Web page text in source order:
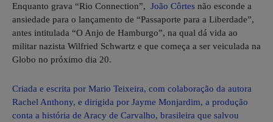
Enquanto grava “Rio Connection”, João Côrtes não esconde a
ansiedade para o lançamento de “Passaporte para a Liberdade”,
antes intitulada “O Anjo de Hamburgo”, na qual dá vida ao
militar nazista Wilfried Schwartz e que começa a ser veiculada na
Globo no próximo dia 20.
Criada e escrita por Mario Teixeira, com colaboração da autora
Rachel Anthony, e dirigida por Jayme Monjardim, a produção
conta a história de Aracy de Carvalho, brasileira que salvou